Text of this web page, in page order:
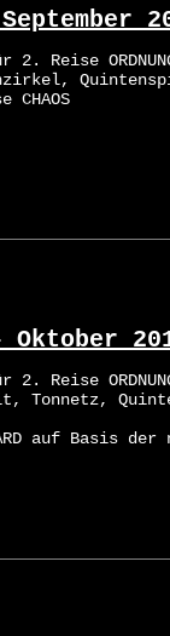
Reise
Reise
Tonnetz,
auf Basis